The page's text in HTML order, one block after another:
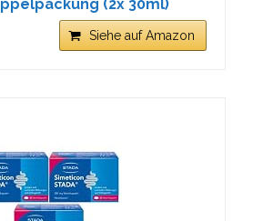
(2x 30ml)
Siehe auf Amazon